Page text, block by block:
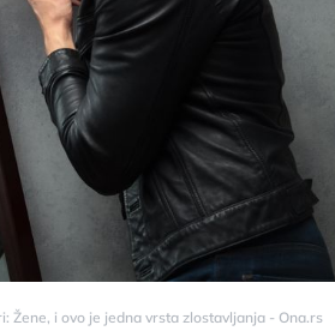
Žene, i ovo je jedna vrsta zlostavljanja - Ona.rs